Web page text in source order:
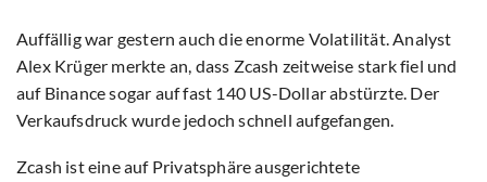
Auffällig war gestern auch die enorme Volatilität. Analyst
Alex Krüger merkte an, dass Zcash zeitweise stark fiel und
auf Binance sogar auf fast 140 US-Dollar abstürzte. Der
Verkaufsdruck wurde jedoch schnell aufgefangen.
Zcash ist eine auf Privatsphäre ausgerichtete